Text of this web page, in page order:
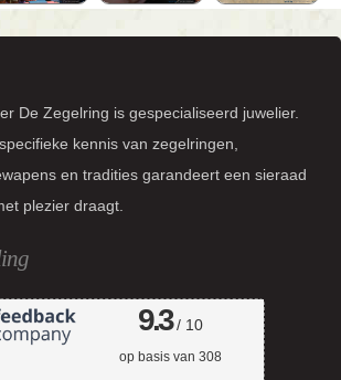
De Zegelring is gespecialiseerd juwelier.
kennis van zegelringen,
en tradities garandeert een sieraad
plezier draagt.
9.3/ 10
op basis van 308